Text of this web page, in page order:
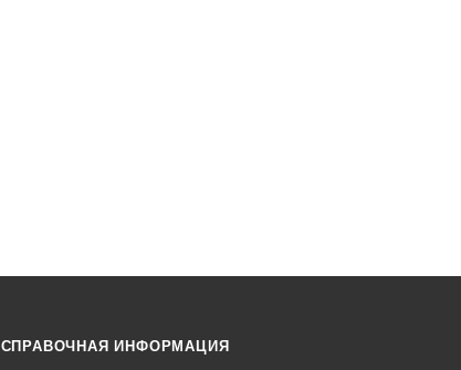
СПРАВОЧНАЯ ИНФОРМАЦИЯ